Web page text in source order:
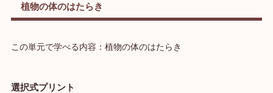
植物の体のはたらき
この単元で学べる内容：植物の体のはたらき
選択式プリント